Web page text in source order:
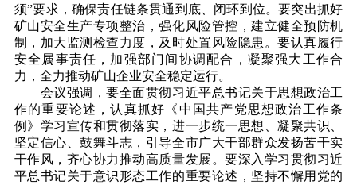
须”要求，确保责任链条贯通到底、闭环到位。要突出抓好
矿山安全生产专项整治，强化风险管控，建立健全预防机
制，加大监测检查力度，及时处置风险隐患。要认真履行
安全属事责任，加强部门间协调配合，凝聚强大工作合
力，全力推动矿山企业安全稳定运行。
会议强调，要全面贯彻习近平总书记关于思想政治工
作的重要论述，认真抓好《中国共产党思想政治工作条
例》学习宣传和贯彻落实，进一步统一思想、凝聚共识、
坚定信心、鼓舞斗志，引导全市广大干部群众发扬苦干实
干作风，齐心协力推动高质量发展。要深入学习贯彻习近
平总书记关于意识形态工作的重要论述，坚持不懈用党的